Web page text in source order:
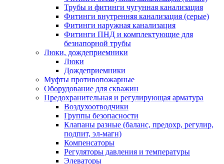
Трубы и фитинги чугунная канализация
Фитинги внутренняя канализация (серые)
Фитинги наружная канализация
Фитинги ПНД и комплектующие для
безнапорной трубы
Люки, дождеприемники
Люки
Дождеприемники
Муфты противопожарные
Оборудование для скважин
Предохранительная и регулирующая арматура
Воздухоотводчики
Группы безопасности
Клапаны разные (баланс, предохр, регулир,
подпит, эл-магн)
Компенсаторы
Регуляторы давления и температуры
Элеваторы